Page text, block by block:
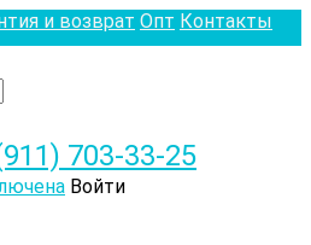
и возврат Опт Контакты
703-33-25
Войти